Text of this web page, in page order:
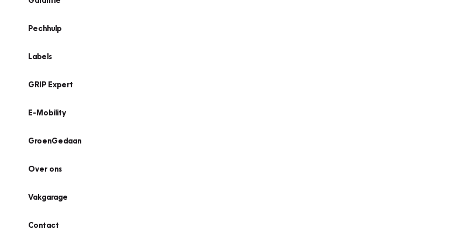
Pechhulp
Labels
GRIP Expert
E-Mobility
GroenGedaan
Over ons
Vakgarage
Contact